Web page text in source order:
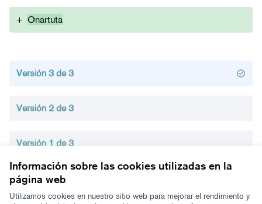
Información sobre las cookies utilizadas en la
página web
Utilizamos cookies en nuestro sitio web para mejorar el rendimiento y
+ Onartuta
Versión 3 de 3
Versión 2 de 3
Versión 1 de 3
Términos y condiciones de uso
Configuración de cookies